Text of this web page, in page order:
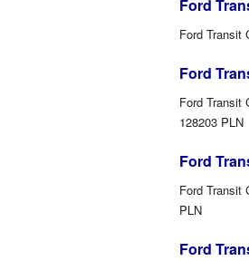
Ford
Ford Transit
Ford
Ford Transit
128203 PLN
Ford
Ford Transit
PLN
Ford